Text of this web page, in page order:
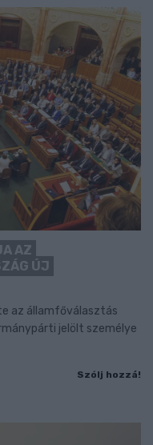
AZ
ÚJ
az államfőválasztás
jelölt személye
Szólj hozzá!